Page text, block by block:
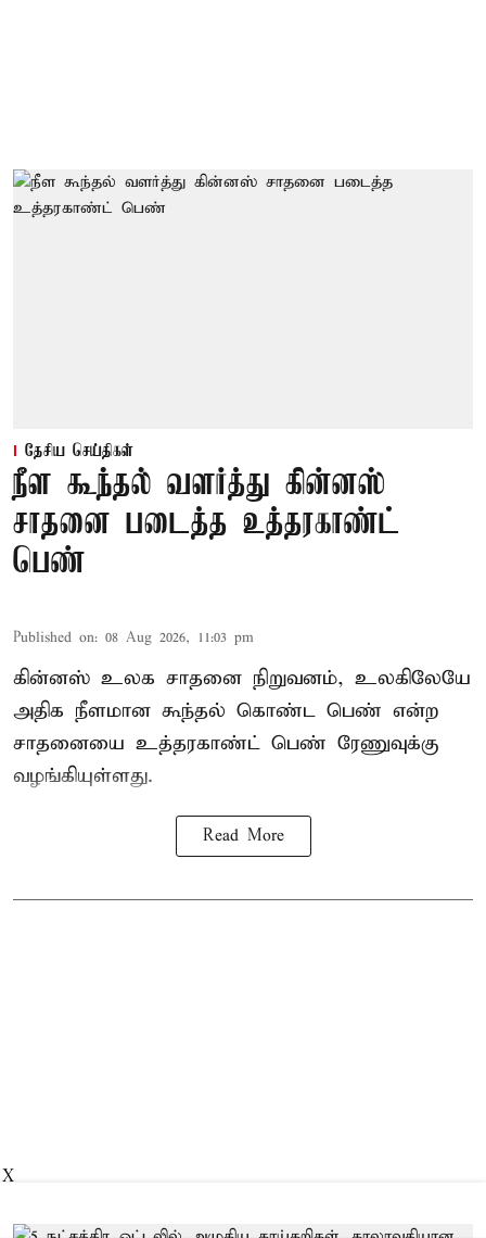
தேசிய செய்திகள்
நீள கூந்தல் வளர்த்து கின்னஸ்
சாதனை படைத்த உத்தரகாண்ட்
பெண்
Published on: 08 Aug 2026, 11:03 pm
கின்னஸ் உலக சாதனை நிறுவனம், உலகிலேயே
அதிக நீளமான கூந்தல் கொண்ட பெண் என்ற
சாதனையை உத்தரகாண்ட் பெண் ரேணுவுக்கு
வழங்கியுள்ளது.
Read More
X